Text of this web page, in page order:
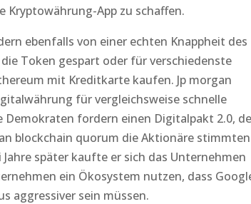
Kryptowährung-App zu schaffen.
ebenfalls von einer echten Knappheit des
Token gespart oder für verschiedenste
mit Kreditkarte kaufen. Jp morgan
für vergleichsweise schnelle
Demokraten fordern einen Digitalpakt 2.0,
blockchain quorum die Aktionäre stimmten
später kaufte er sich das Unternehmen
ein Ökosystem nutzen, dass
aggressiver sein müssen.